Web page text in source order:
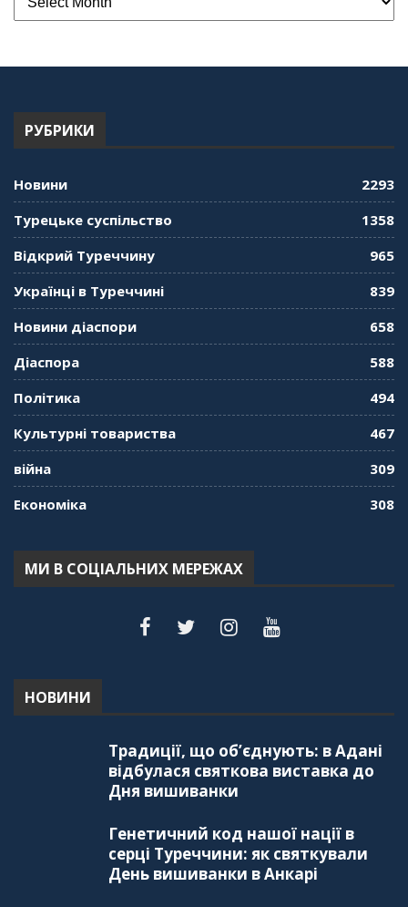
РУБРИКИ
Новини
2293
Турецьке суспільство
1358
Відкрий Туреччину
965
Українці в Туреччині
839
Новини діаспори
658
Діаспора
588
Політика
494
Культурні товариства
467
війна
309
Економіка
308
МИ В СОЦІАЛЬНИХ МЕРЕЖАХ
НОВИНИ
Традиції, що об’єднують: в Адані
відбулася святкова виставка до
Дня вишиванки
Генетичний код нашої нації в
серці Туреччини: як святкували
День вишиванки в Анкарі